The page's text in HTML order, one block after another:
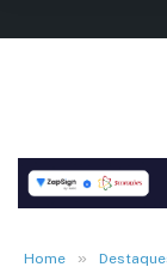
Home »